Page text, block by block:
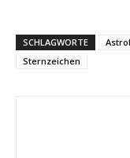
SCHLAGWORTE
Sternzeichen